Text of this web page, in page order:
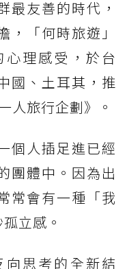
最友善的時代，
「何時旅遊」
理感受，於台
國、土耳其，推
人旅行企劃》。
個人插足進已經
團體中。因為出
常會有一種「我
立感。
向思考的全新結